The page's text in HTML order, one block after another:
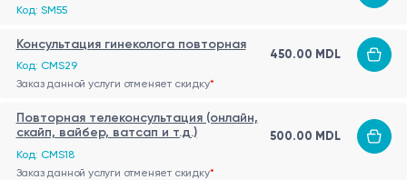
Код: SM55
Консультация гинеколога повторная
Код: CMS29
450.00 MDL
Заказ данной услуги отменяет скидку*
Повторная телеконсультация (онлайн,
скайп, вайбер, ватсап и т.д.)
Код: CMS18
500.00 MDL
Заказ данной услуги отменяет скидку*